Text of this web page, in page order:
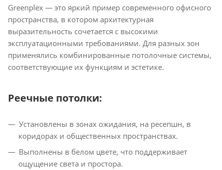
Greenplex — это яркий пример современного офисного
пространства, в котором архитектурная
выразительность сочетается с высокими
эксплуатационными требованиями. Для разных зон
применялись комбинированные потолочные системы,
соответствующие их функциям и эстетике.
Реечные потолки:
Установлены в зонах ожидания, на ресепшн, в
коридорах и общественных пространствах.
Выполнены в белом цвете, что поддерживает
ощущение света и простора.